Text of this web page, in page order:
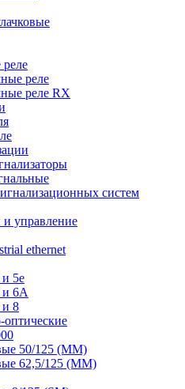
реле
реле RX
систем
и управление
ethernet
5е
и 6A
и 8
50/125 (ММ)
62,5/125 (ММ)